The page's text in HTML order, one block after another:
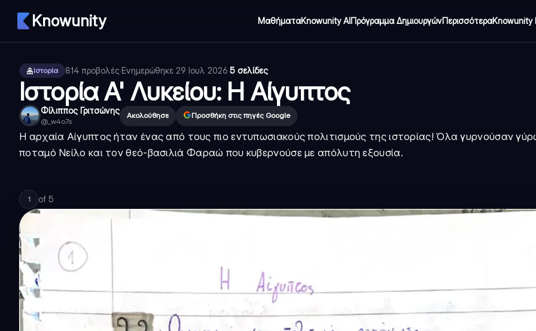
Knowunity ΜαθήματαKnowunity AIΠρόγραμμα ΔημιουργώνΠερισσότεραKnowunity
Ιστορία 814 προβολές·Ενημερώθηκε 29 Ιουλ 2026·5 σελίδες
Ιστορία Α' Λυκείου: Η Αίγυπτος
Φίλιππος Γριτσώνης
@ _w4o7s
Ακολούθησε Προσθήκη στις πηγές Google
Η αρχαία Αίγυπτος ήταν ένας από τους πιο εντυπωσιακούς πολιτισμούς της ιστορίας! Όλα γυρνούσαν
ποταμό Νείλο και τον θεό-βασιλιά Φαραώ που κυβερνούσε με απόλυτη εξουσία.
1 of 5